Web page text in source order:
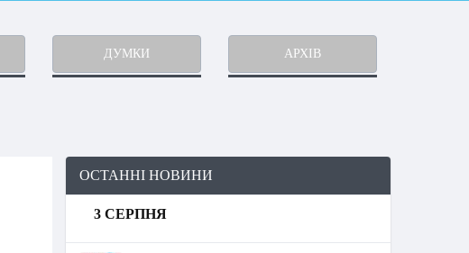
ДУМКИ АРХІВ
ОСТАННІ НОВИНИ
3 СЕРПНЯ